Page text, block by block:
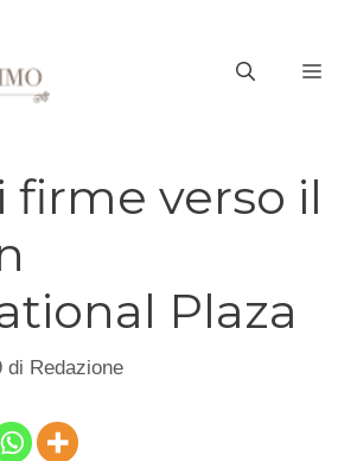
firme verso il
Plaza
di Redazione